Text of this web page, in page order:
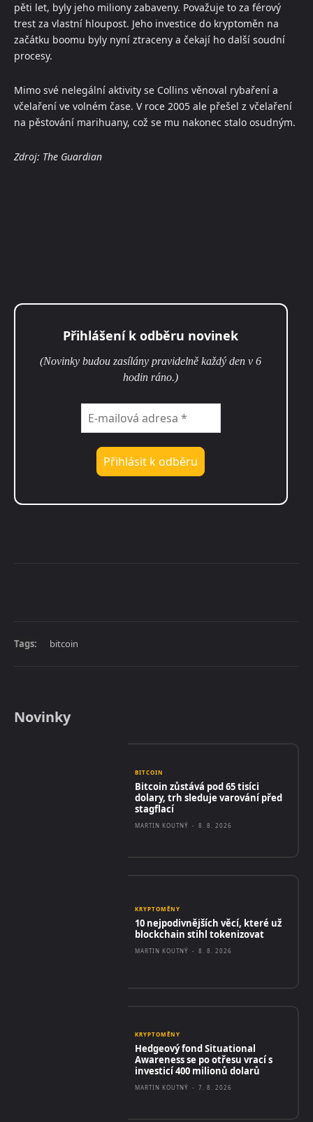
pěti let, byly jeho miliony zabaveny. Považuje to za férový
trest za vlastní hloupost. Jeho investice do kryptoměn na
začátku boomu byly nyní ztraceny a čekají ho další soudní
procesy.
Mimo své nelegální aktivity se Collins věnoval rybaření a
včelaření ve volném čase. V roce 2005 ale přešel z včelaření
na pěstování marihuany, což se mu nakonec stalo osudným.
Zdroj: The Guardian
Přihlášení k odběru novinek
(Novinky budou zasílány pravidelně každý den v 6
hodin ráno.)
Tags: bitcoin
Novinky
BITCOIN
Bitcoin zůstává pod 65 tisíci
dolary, trh sleduje varování před
stagflací
MARTIN KOUTNÝ - 8. 8. 2026
KRYPTOMĚNY
10 nejpodivnějších věcí, které už
blockchain stihl tokenizovat
MARTIN KOUTNÝ - 8. 8. 2026
KRYPTOMĚNY
Hedgeový fond Situational
Awareness se po otřesu vrací s
investicí 400 milionů dolarů
MARTIN KOUTNÝ - 7. 8. 2026